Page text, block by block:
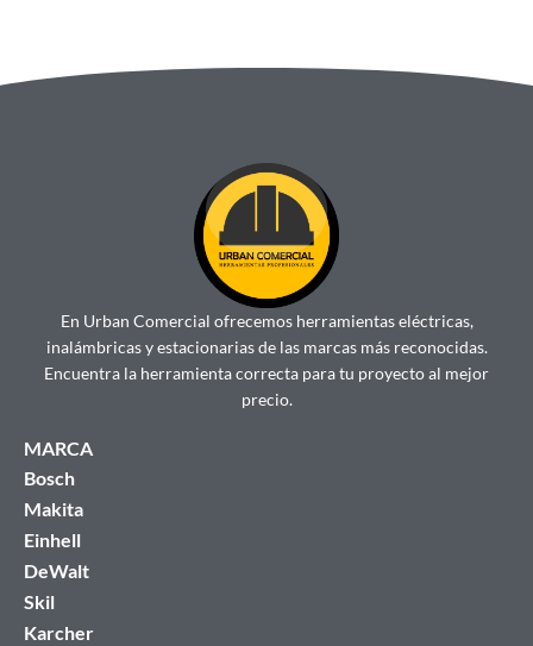
En Urban Comercial ofrecemos herramientas eléctricas,
inalámbricas y estacionarias de las marcas más reconocidas.
Encuentra la herramienta correcta para tu proyecto al mejor
precio.
MARCA
Bosch
Makita
Einhell
DeWalt
Skil
Karcher